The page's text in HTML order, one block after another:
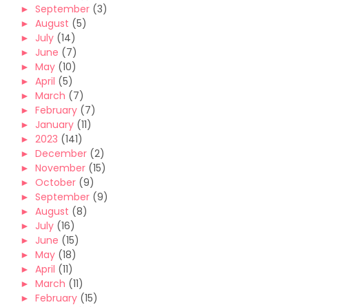
► September (3)
► August (5)
► July (14)
► June (7)
► May (10)
► April (5)
► March (7)
► February (7)
► January (11)
► 2023 (141)
► December (2)
► November (15)
► October (9)
► September (9)
► August (8)
► July (16)
► June (15)
► May (18)
► April (11)
► March (11)
► February (15)